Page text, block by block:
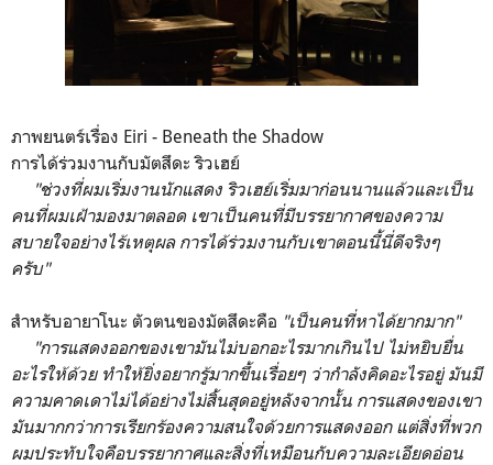
ภาพยนตร์เรื่อง Eiri - Beneath the Shadow
การได้ร่วมงานกับมัตสึดะ ริวเฮย์
"ช่วงที่ผมเริ่มงานนักแสดง ริวเฮย์เริ่มมาก่อนนานแล้วและเป็น
คนที่ผมเฝ้ามองมาตลอด เขาเป็นคนที่มีบรรยากาศของความ
สบายใจอย่างไร้เหตุผล การได้ร่วมงานกับเขาตอนนี้นี่ดีจริงๆ
ครับ"
สำหรับอายาโนะ ตัวตนของมัตสึดะคือ "เป็นคนที่หาได้ยากมาก"
"การแสดงออกของเขามันไม่บอกอะไรมากเกินไป ไม่หยิบยื่น
อะไรให้ด้วย ทำให้ยิ่งอยากรู้มากขึ้นเรื่อยๆ ว่ากำลังคิดอะไรอยู่ มันมี
ความคาดเดาไม่ได้อย่างไม่สิ้นสุดอยู่หลังจากนั้น การแสดงของเขา
มันมากกว่าการเรียกร้องความสนใจด้วยการแสดงออก แต่สิ่งที่พวก
ผมประทับใจคือบรรยากาศและสิ่งที่เหมือนกับความละเอียดอ่อน